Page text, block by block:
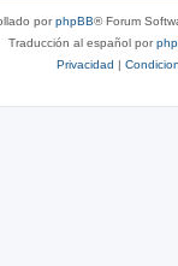
porphpBB® Forum
Traducción al español por
Privacidad |